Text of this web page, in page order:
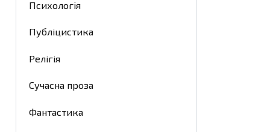
Психологія
Публіцистика
Релігія
Сучасна проза
Фантастика